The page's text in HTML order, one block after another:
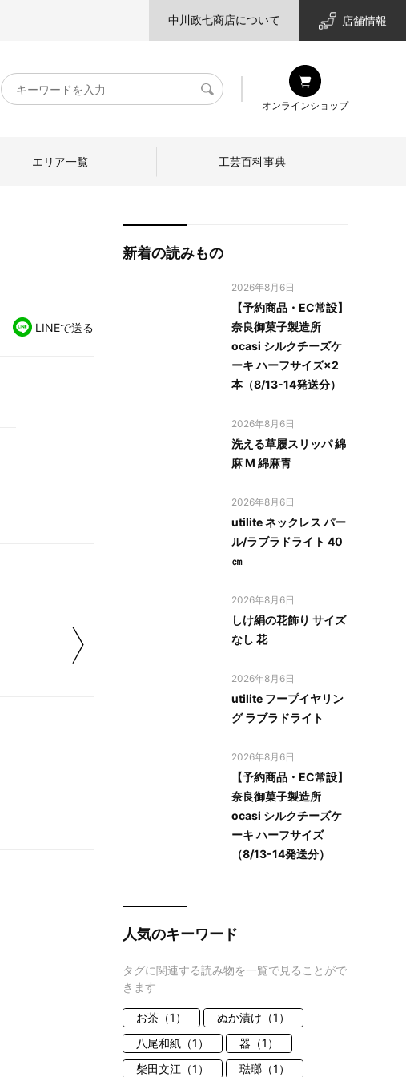
中川政七商店について 店舗情報
キ
ー
検
オンラインショップ
エリア一覧 工芸百科事典
LINEで送る
新着の読みもの
2026年8月6日
【予約商品・EC常設】
奈良御菓子製造所
ocasi シルクチーズケ
ーキ ハーフサイズ×2
本（8/13-14発送分）
2026年8月6日
洗える草履スリッパ 綿
麻 M 綿麻青
2026年8月6日
utilite ネックレス パー
ル/ラブラドライト 40
㎝
2026年8月6日
しけ絹の花飾り サイズ
なし 花
2026年8月6日
utilite フープイヤリン
グ ラブラドライト
2026年8月6日
【予約商品・EC常設】
奈良御菓子製造所
ocasi シルクチーズケ
ーキ ハーフサイズ
（8/13-14発送分）
人気のキーワード
タグに関連する読み物を一覧で見ることがで
きます
お茶（1）
ぬか漬け（1）
八尾和紙（1）
器（1）
柴田文江（1）
琺瑯（1）